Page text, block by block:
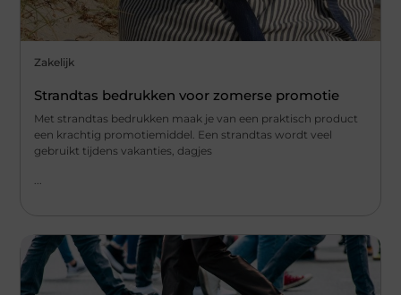
Zakelijk
Strandtas bedrukken voor zomerse promotie
Met strandtas bedrukken maak je van een praktisch product
een krachtig promotiemiddel. Een strandtas wordt veel
gebruikt tijdens vakanties, dagjes